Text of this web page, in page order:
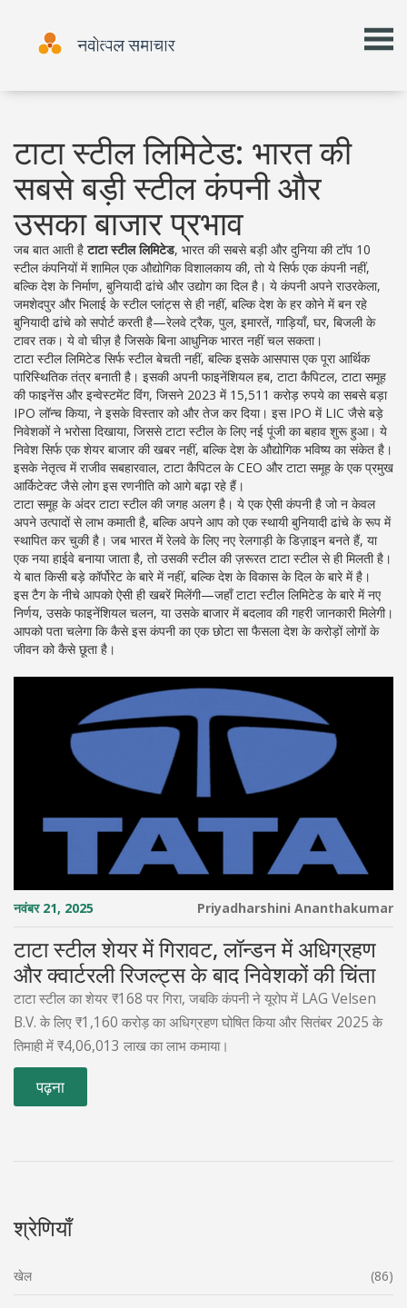
टाटा स्टील लिमिटेड: भारत की
सबसे बड़ी स्टील कंपनी और
उसका बाजार प्रभाव
जब बात आती हैटाटा स्टील लिमिटेड, भारत की सबसे बड़ी और दुनिया की टॉप 10
स्टील कंपनियों में शामिल एक औद्योगिक विशालकाय की, तो ये सिर्फ एक कंपनी नहीं,
बल्कि देश के निर्माण, बुनियादी ढांचे और उद्योग का दिल है। ये कंपनी अपने राउरकेला,
जमशेदपुर और भिलाई के स्टील प्लांट्स से ही नहीं, बल्कि देश के हर कोने में बन रहे
बुनियादी ढांचे को सपोर्ट करती है—रेलवे ट्रैक, पुल, इमारतें, गाड़ियाँ, घर, बिजली के
टावर तक। ये वो चीज़ है जिसके बिना आधुनिक भारत नहीं चल सकता।
टाटा स्टील लिमिटेड सिर्फ स्टील बेचती नहीं, बल्कि इसके आसपास एक पूरा आर्थिक
पारिस्थितिक तंत्र बनाती है। इसकी अपनी फाइनेंशियल हब, टाटा कैपिटल, टाटा समूह
की फाइनेंस और इन्वेस्टमेंट विंग, जिसने 2023 में 15,511 करोड़ रुपये का सबसे बड़ा
IPO लॉन्च किया, ने इसके विस्तार को और तेज कर दिया। इस IPO में LIC जैसे बड़े
निवेशकों ने भरोसा दिखाया, जिससे टाटा स्टील के लिए नई पूंजी का बहाव शुरू हुआ। ये
निवेश सिर्फ एक शेयर बाजार की खबर नहीं, बल्कि देश के औद्योगिक भविष्य का संकेत है।
इसके नेतृत्व मेंराजीव सबहारवाल, टाटा कैपिटल के CEO और टाटा समूह के एक प्रमुख
आर्किटेक्ट जैसे लोग इस रणनीति को आगे बढ़ा रहे हैं।
टाटा समूह के अंदर टाटा स्टील की जगह अलग है। ये एक ऐसी कंपनी है जो न केवल
अपने उत्पादों से लाभ कमाती है, बल्कि अपने आप को एक स्थायी बुनियादी ढांचे के रूप में
स्थापित कर चुकी है। जब भारत में रेलवे के लिए नए रेलगाड़ी के डिज़ाइन बनते हैं, या
एक नया हाईवे बनाया जाता है, तो उसकी स्टील की ज़रूरत टाटा स्टील से ही मिलती है।
ये बात किसी बड़े कॉर्पोरेट के बारे में नहीं, बल्कि देश के विकास के दिल के बारे में है।
इस टैग के नीचे आपको ऐसी ही खबरें मिलेंगी—जहाँ टाटा स्टील लिमिटेड के बारे में नए
निर्णय, उसके फाइनेंशियल चलन, या उसके बाजार में बदलाव की गहरी जानकारी मिलेगी।
आपको पता चलेगा कि कैसे इस कंपनी का एक छोटा सा फैसला देश के करोड़ों लोगों के
जीवन को कैसे छूता है।
नवंबर 21, 2025 Priyadharshini Ananthakumar
टाटा स्टील शेयर में गिरावट, लॉन्डन में अधिग्रहण
और क्वार्टरली रिजल्ट्स के बाद निवेशकों की चिंता
टाटा स्टील का शेयर ₹168 पर गिरा, जबकि कंपनी ने यूरोप में LAG Velsen
B.V. के लिए ₹1,160 करोड़ का अधिग्रहण घोषित किया और सितंबर 2025 के
तिमाही में ₹4,06,013 लाख का लाभ कमाया।
पढ़ना
श्रेणियाँ
खेल (86)